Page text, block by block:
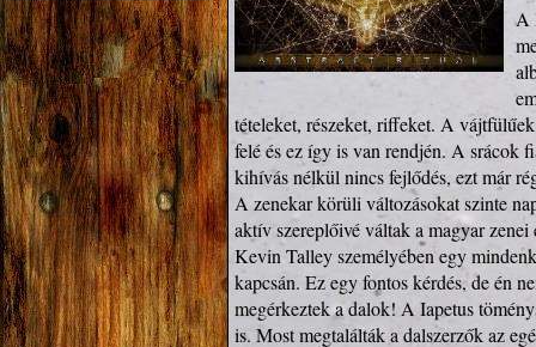
A
tételeket, részeket, riffeket. A
felé és ez így is van rendjén. A srácok
kihívás nélkül nincs fejlődés, ezt már
A zenekar körüli változásokat szinte
aktív szereplőivé váltak a magyar
Kevin Talley személyében egy
kapcsán. Ez egy fontos kérdés, de én
megérkeztek a dalok! A Iapetus
is. Most megtalálták a dalszerzők az